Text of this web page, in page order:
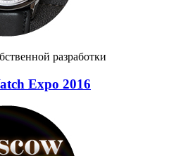
разработки
Expo 2016